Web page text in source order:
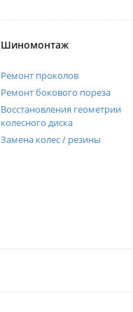
Шиномонтаж
Ремонт проколов
Ремонт бокового пореза
Восстановления геометрии
колесного диска
Замена колес / резины